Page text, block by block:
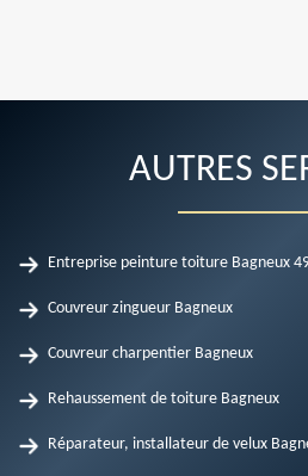
AUTRES
Entreprise peinture toiture Bagneux
Couvreur zingueur Bagneux
Couvreur charpentier Bagneux
Rehaussement de toiture Bagneux
Réparateur, installateur de velux